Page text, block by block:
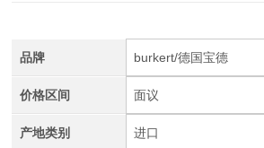
品牌 burkert/德国宝德
价格区间 面议
产地类别 进口